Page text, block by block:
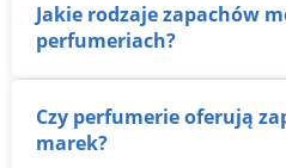
Jakie rodzaje zapachów można znaleźć w
perfumeriach?
Czy perfumerie oferują zapachy znanych
marek?